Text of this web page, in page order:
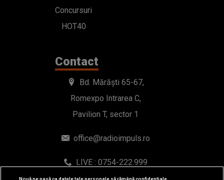
Concursuri
HOT40
Contact
Bd. Mărăști 65-67,
Romexpo Intrarea C,
Pavilion T, sector 1
office@radioimpuls.ro
LIVE : 0754-222.999
Nouă ne pasă ca datele tale personale să rămână confidențiale